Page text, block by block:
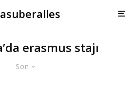
erasmus stajı
Son